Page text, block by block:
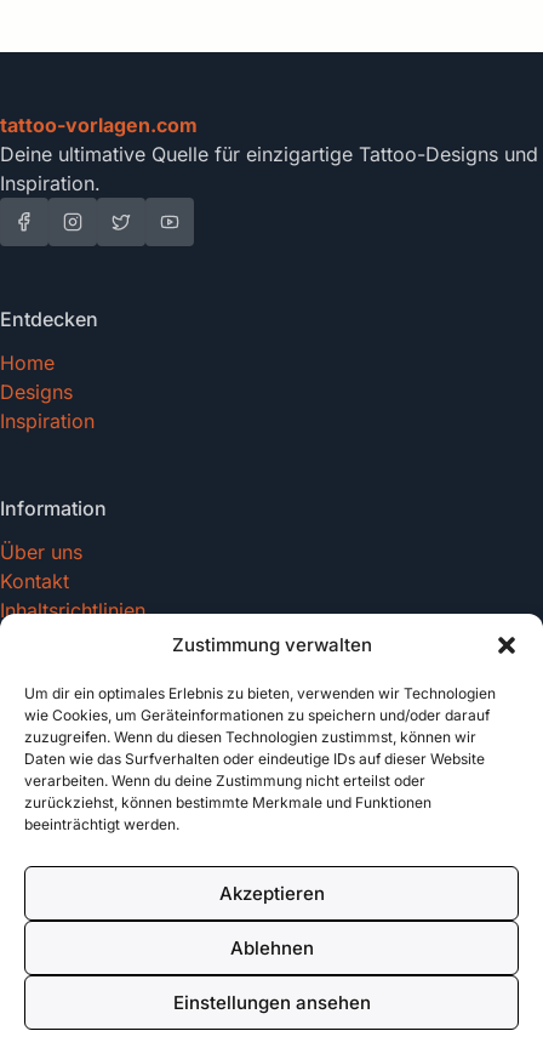
Zustimmung verwalten
Um dir ein optimales Erlebnis zu bieten, verwenden wir Technologien
wie Cookies, um Geräteinformationen zu speichern und/oder darauf
zuzugreifen. Wenn du diesen Technologien zustimmst, können wir
Daten wie das Surfverhalten oder eindeutige IDs auf dieser Website
verarbeiten. Wenn du deine Zustimmung nicht erteilst oder
zurückziehst, können bestimmte Merkmale und Funktionen
beeinträchtigt werden.
Akzeptieren
Ablehnen
Einstellungen ansehen
tattoo-vorlagen.com
Deine ultimative Quelle für einzigartige Tattoo-Designs und
Inspiration.
Entdecken
Home
Designs
Inspiration
Information
Über uns
Kontakt
Inhaltsrichtlinien
Recht & Datenschutz
Impressum
Datenschutz
AGB
Cookies
© 2026 tattoo-vorlagen.com. All rights reserved.
Made with
für Tattoo Enthusiasten